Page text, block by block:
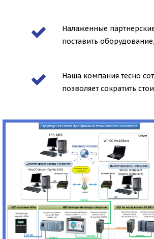
Налаженные
поставить
Наша компания тесно
позволяет сократить